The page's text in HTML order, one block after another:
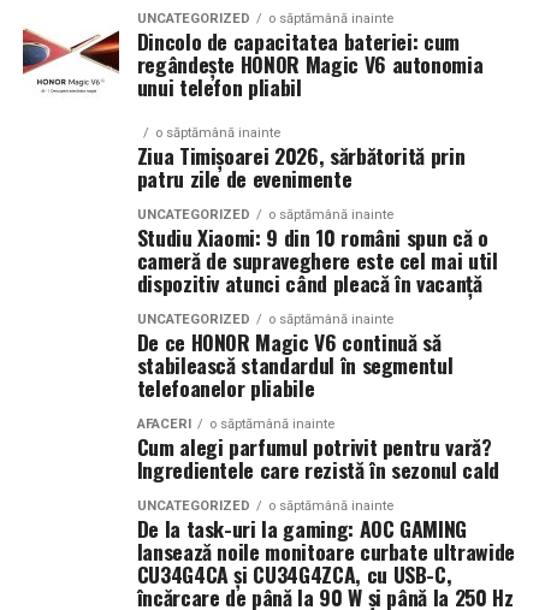
dintre cele mai profitabile direcții de dezvoltare pentru
orice afacere care dorește să își crească numărul de
clienți și să își consolideze prezența online.
(Advertorial AI)
Scents
, prima colecție Oriflame inspirată din parfumeria
de nișă.
cu noua generație de parfumieri ai școlii sale de
parfumerie. În cadrul unui proiect unic, aceștia au
constrângeri comerciale și fără limitări de cost.
Rezultatul este o colecție de parfumuri moderne,
construite în jurul creativității și al ingredientelor
Pentru cei care vor să descopere mai mult decât
parfumul din sticlă, Oriflame a lansat și o serie
episoade disponibile pe YouTube, unde poate fi urmărit
întregul proces de creație, de la inspirație și alegerea
ingredientelor până la competiția dintre parfumieri.
Ce parfum alegi vara?Nu există un răspuns universal.
Dacă îți plac parfumurile proaspete, citrice și energice,
ingredientele precum lime-ul sunt alegerea ideală. Dacă
UNCATEGORIZED o săptămână inainte
Dincolo de capacitatea bateriei: cum
regândește HONOR Magic V6 autonomia
unui telefon pliabil
o săptămână inainte
Ziua Timișoarei 2026, sărbătorită prin
patru zile de evenimente
UNCATEGORIZED o săptămână inainte
Studiu Xiaomi: 9 din 10 români spun că o
cameră de supraveghere este cel mai util
dispozitiv atunci când pleacă în vacanță
UNCATEGORIZED o săptămână inainte
De ce HONOR Magic V6 continuă să
stabilească standardul în segmentul
telefoanelor pliabile
AFACERI o săptămână inainte
Cum alegi parfumul potrivit pentru vară?
Ingredientele care rezistă în sezonul cald
UNCATEGORIZED o săptămână inainte
De la task-uri la gaming: AOC GAMING
lansează noile monitoare curbate ultrawide
CU34G4CA și CU34G4ZCA, cu USB-C,
încărcare de până la 90 W și până la 250 Hz